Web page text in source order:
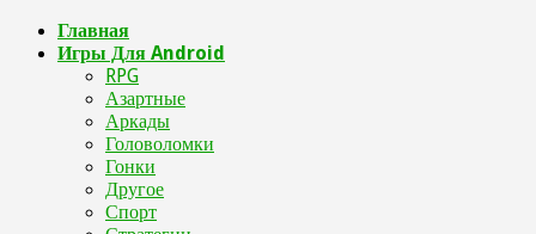
Главная
Игры Для Android
RPG
Азартные
Аркады
Головоломки
Гонки
Другое
Спорт